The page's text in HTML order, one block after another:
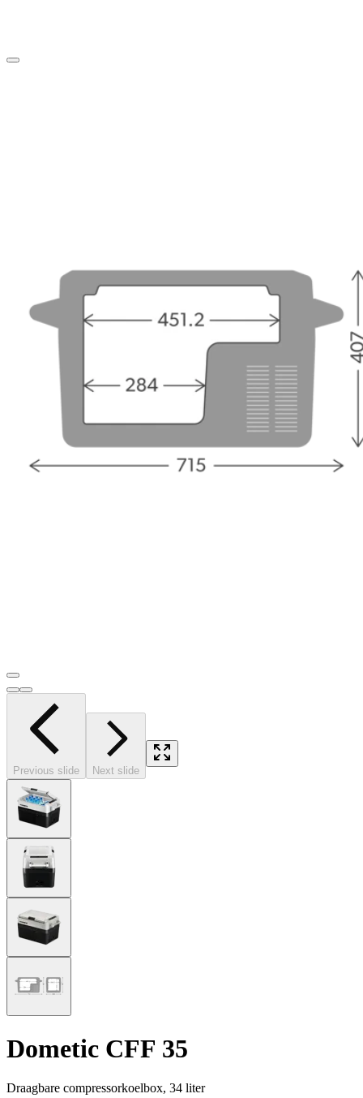
Previous slide Next slide
Dometic CFF 35
Draagbare compressorkoelbox, 34 liter